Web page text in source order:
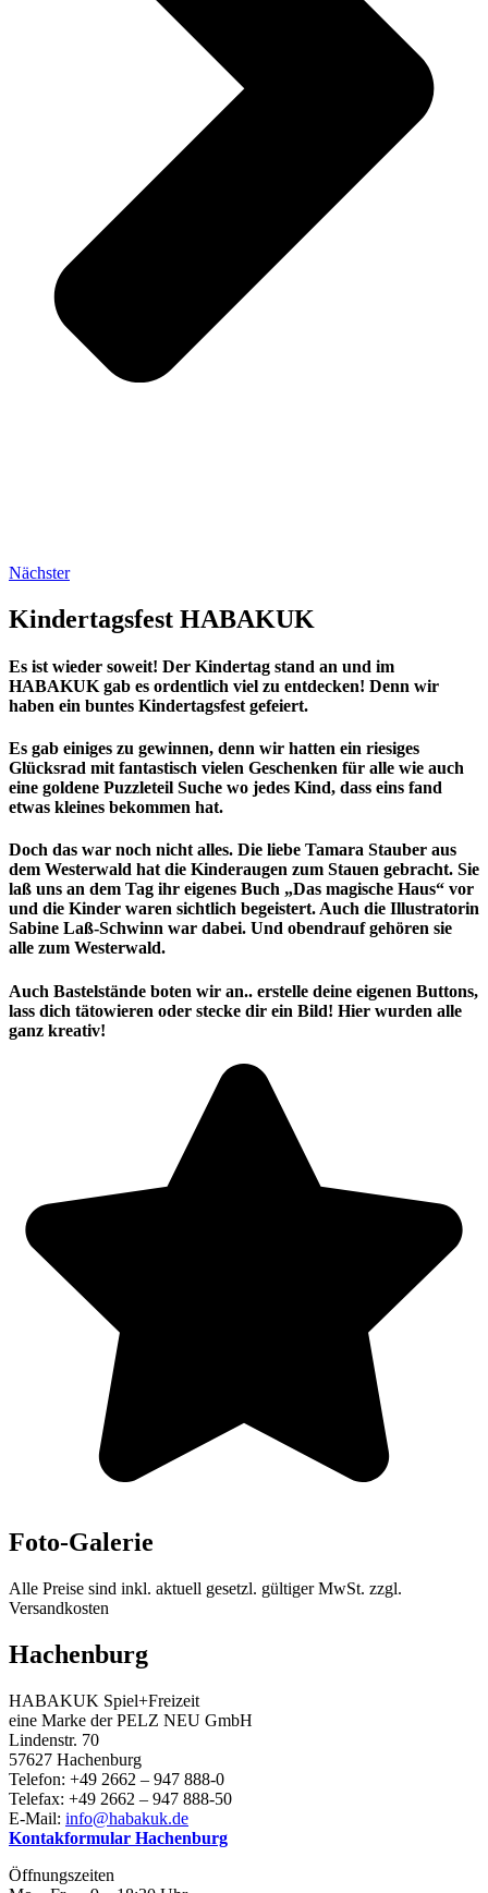
Nächster
Kindertagsfest HABAKUK
Es ist wieder soweit! Der Kindertag stand an und im
HABAKUK gab es ordentlich viel zu entdecken! Denn wir
haben ein buntes Kindertagsfest gefeiert.
Es gab einiges zu gewinnen, denn wir hatten ein riesiges
Glücksrad mit fantastisch vielen Geschenken für alle wie auch
eine goldene Puzzleteil Suche wo jedes Kind, dass eins fand
etwas kleines bekommen hat.
Doch das war noch nicht alles. Die liebe Tamara Stauber aus
dem Westerwald hat die Kinderaugen zum Stauen gebracht. Sie
laß uns an dem Tag ihr eigenes Buch „Das magische Haus“ vor
und die Kinder waren sichtlich begeistert. Auch die Illustratorin
Sabine Laß-Schwinn war dabei. Und obendrauf gehören sie
alle zum Westerwald.
Auch Bastelstände boten wir an.. erstelle deine eigenen Buttons,
lass dich tätowieren oder stecke dir ein Bild! Hier wurden alle
ganz kreativ!
Foto-Galerie
Alle Preise sind inkl. aktuell gesetzl. gültiger MwSt. zzgl.
Versandkosten
Hachenburg
HABAKUK Spiel+Freizeit
eine Marke der PELZ NEU GmbH
Lindenstr. 70
57627 Hachenburg
Telefon: +49 2662 – 947 888-0
Telefax: +49 2662 – 947 888-50
E-Mail: info@habakuk.de
Kontakformular Hachenburg
Öffnungszeiten